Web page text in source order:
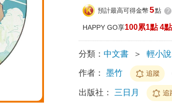
預計最高可得金幣 5點 ?
HAPPY GO享100累1點 4
分類： 中文書 ＞ 輕小說
作者： 墨竹 追蹤
出版社： 三日月 追